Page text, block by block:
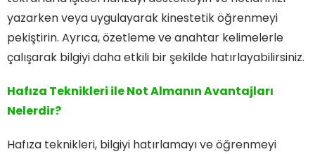
yazarken veya uygulayarak kinestetik öğrenmeyi
pekiştirin. Ayrıca, özetleme ve anahtar kelimelerle
çalışarak bilgiyi daha etkili bir şekilde hatırlayabilirsiniz.
Hafıza Teknikleri ile Not Almanın Avantajları
Nelerdir?
Hafıza teknikleri, bilgiyi hatırlamayı ve öğrenmeyi